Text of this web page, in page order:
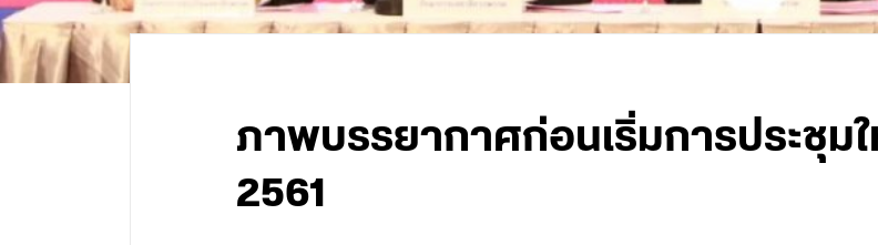
ภาพบรรยากาศก่อนเริ่มการประชุ
2561